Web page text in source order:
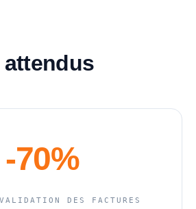
-70%
DES FACTURES